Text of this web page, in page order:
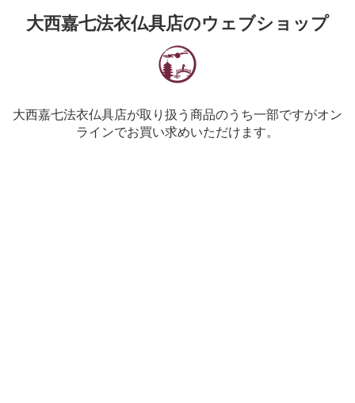
大西嘉七法衣仏具店のウェブショップ
大西嘉七法衣仏具店が取り扱う商品のうち一部ですがオン
ラインでお買い求めいただけます。